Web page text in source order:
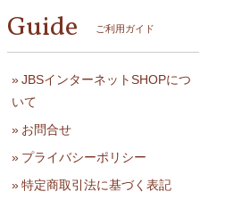
Guide ご利用ガイド
JBSインターネットSHOPにつ
いて
お問合せ
プライバシーポリシー
特定商取引法に基づく表記